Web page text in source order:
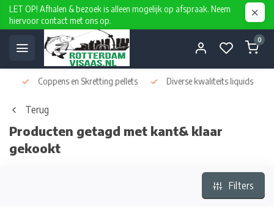
LET OP! Afhalen & bezoek is alleen mogelijk op afspraak. Neem
hiervoor contact met ons op.
0
Coppens en Skretting pellets Diverse kwaliteits liquids
Terug
Producten getagd met kant& klaar
gekookt
Filters